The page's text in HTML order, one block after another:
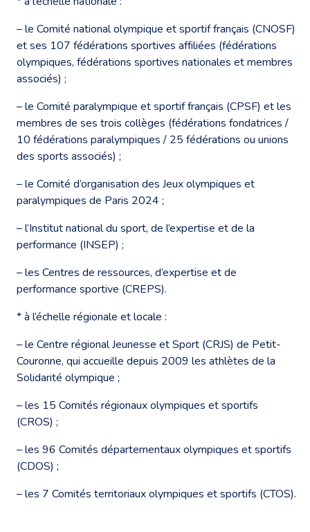
– le Comité national olympique et sportif français (CNOSF)
et ses 107 fédérations sportives affiliées (fédérations
olympiques, fédérations sportives nationales et membres
associés) ;
– le Comité paralympique et sportif français (CPSF) et les
membres de ses trois collèges (fédérations fondatrices /
10 fédérations paralympiques / 25 fédérations ou unions
des sports associés) ;
– le Comité d’organisation des Jeux olympiques et
paralympiques de Paris 2024 ;
– l’Institut national du sport, de l’expertise et de la
performance (INSEP) ;
– les Centres de ressources, d’expertise et de
performance sportive (CREPS).
* à l’échelle régionale et locale :
– le Centre régional Jeunesse et Sport (CRJS) de Petit-
Couronne, qui accueille depuis 2009 les athlètes de la
Solidarité olympique ;
– les 15 Comités régionaux olympiques et sportifs
(CROS) ;
– les 96 Comités départementaux olympiques et sportifs
(CDOS) ;
– les 7 Comités territoriaux olympiques et sportifs (CTOS).